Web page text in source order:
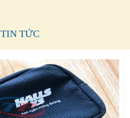
TIN TỨC